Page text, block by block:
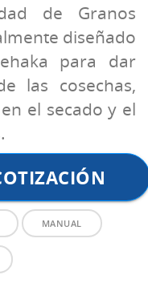
de Granos
diseñado
para dar
las cosechas,
el secado y el
MANUAL